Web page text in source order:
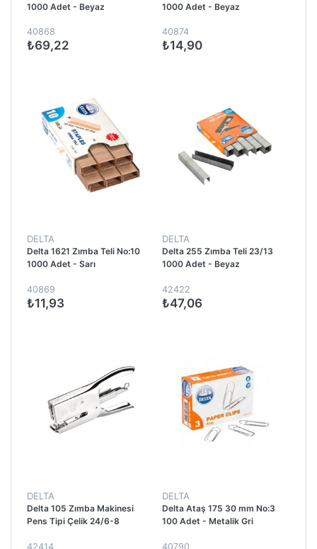
1000 Adet - Beyaz
40868
₺69,22
1000 Adet - Beyaz
40874
₺14,90
DELTA
Delta 1621 Zımba Teli No:10
1000 Adet - Sarı
40869
₺11,93
DELTA
Delta 255 Zımba Teli 23/13
1000 Adet - Beyaz
42422
₺47,06
DELTA
Delta 105 Zımba Makinesi
Pens Tipi Çelik 24/6-8
42414
DELTA
Delta Ataş 175 30 mm No:3
100 Adet - Metalik Gri
40790